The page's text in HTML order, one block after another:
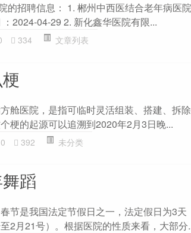
的招聘信息： 1. 郴州中西医结合老年病医
2024-04-29 2. 新化鑫华医院有限...
334 文章列表
舱医院，是指可临时灵活组装、搭建、拆
梗的起源可以追溯到2020年2月3日晚...
0 392 未分类
蹈
节是我国法定节假日之一，法定假日为3
2月21号）。根据医院的性质来看，大部分